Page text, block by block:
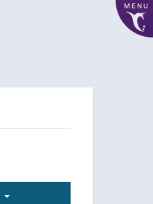
MENU